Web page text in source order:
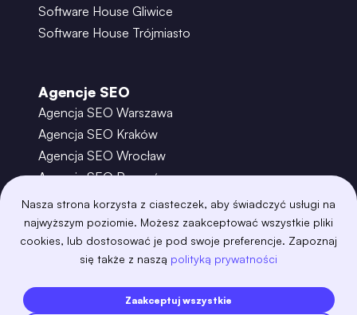
Nasza strona korzysta z ciasteczek, aby świadczyć usługi na
najwyższym poziomie. Możesz zaakceptować wszystkie pliki
cookies, lub dostosować je pod swoje preferencje. Zapoznaj
się także z naszą polityką prywatności
Zaakceptuj wszystkie
Software House Gliwice
Software House Trójmiasto
Agencje SEO
Agencja SEO Warszawa
Agencja SEO Kraków
Agencja SEO Wrocław
Agencja SEO Poznań
Agencja SEO Gdańsk
Agencja SEO Toruń